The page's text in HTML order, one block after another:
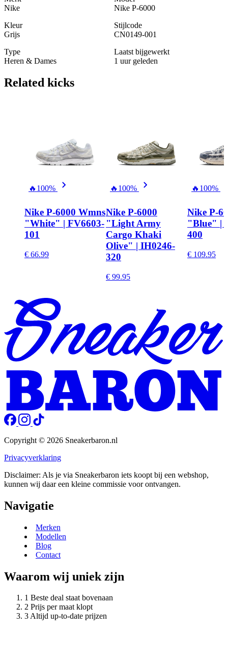
Nike
Nike P-6000
Kleur
Grijs
Stijlcode
CN0149-001
Type
Heren & Dames
Laatst bijgewerkt
1 uur geleden
Related kicks
🔥 100%
Nike P-6000 Wmns
"White" | FV6603-
101
€ 66.99
🔥 100%
Nike P-6000
"Light Army
Cargo Khaki
Olive" | IH0246-
320
€ 99.95
🔥 100%
Nike P-
"Blue" |
400
€ 109.95
Copyright © 2026 Sneakerbaron.nl
Privacyverklaring
Disclaimer: Als je via Sneakerbaron iets koopt bij een webshop,
kunnen wij daar een kleine commissie voor ontvangen.
Navigatie
Merken
Modellen
Blog
Contact
Waarom wij uniek zijn
Beste deal staat bovenaan
Prijs per maat klopt
Altijd up-to-date prijzen